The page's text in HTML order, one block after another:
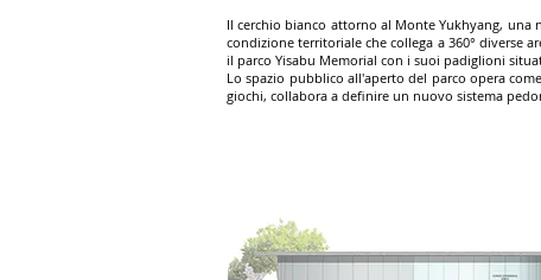
Il cerchio bianco attorno al Monte Yukhyang, una
condizione territoriale che collega a 360° diverse
il parco Yisabu Memorial con i suoi padiglioni
Lo spazio pubblico all'aperto del parco opera
giochi, collabora a definire un nuovo sistema